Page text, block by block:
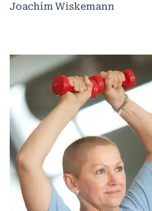
Joachim Wiskemann